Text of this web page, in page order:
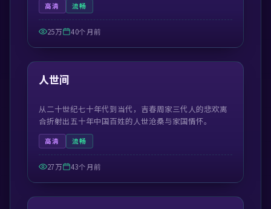
高清 流畅
25万 40个月前
精选
41:50
人世间
从二十世纪七十年代到当代，吉春周家三代人的悲欢离
合折射出五十年中国百姓的人世沧桑与家国情怀。
高清 流畅
27万 43个月前
55:13